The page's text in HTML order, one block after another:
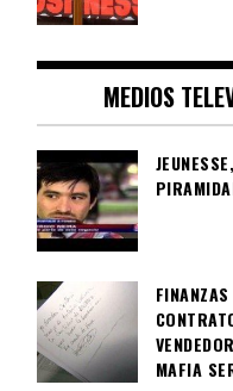
MEDIOS
MAFIA